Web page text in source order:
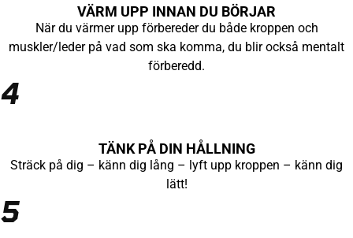
VÄRM UPP INNAN DU BÖRJAR
När du värmer upp förbereder du både kroppen och
muskler/leder på vad som ska komma, du blir också mentalt
förberedd.
4
TÄNK PÅ DIN HÅLLNING
Sträck på dig – känn dig lång – lyft upp kroppen – känn dig
lätt!
5